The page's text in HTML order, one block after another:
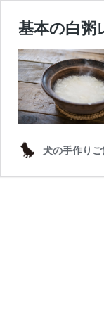
基本の白粥
犬の手作り